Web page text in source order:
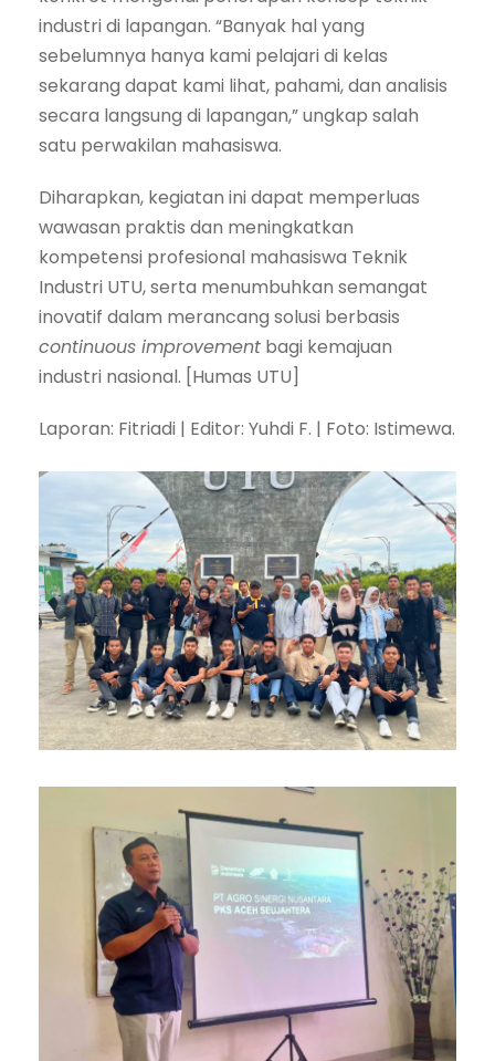
industri di lapangan. “Banyak hal yang
sebelumnya hanya kami pelajari di kelas
sekarang dapat kami lihat, pahami, dan analisis
secara langsung di lapangan,” ungkap salah
satu perwakilan mahasiswa.
Diharapkan, kegiatan ini dapat memperluas
wawasan praktis dan meningkatkan
kompetensi profesional mahasiswa Teknik
Industri UTU, serta menumbuhkan semangat
inovatif dalam merancang solusi berbasis
continuous improvement bagi kemajuan
industri nasional. [Humas UTU]
Laporan: Fitriadi | Editor: Yuhdi F. | Foto: Istimewa.